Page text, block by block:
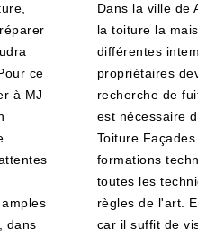
ce
à MJ
dans
Dans la ville de
la toiture la
différentes
propriétaires
recherche de
est nécessaire
Toiture
formations
toutes les
règles de l'art.
car il suffit de